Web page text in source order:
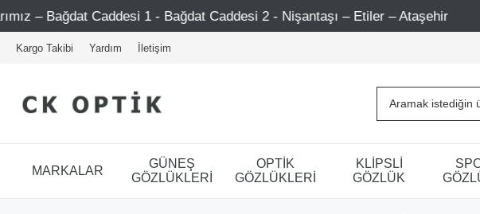
Bağdat Caddesi 1 - Bağdat Caddesi 2 - Nişantaşı – Etiler – Ataşehir
Kargo Takibi Yardım İletişim
MARKALAR
GÜNEŞ
GÖZLÜKLERİ
OPTİK
GÖZLÜKLERİ
KLİPSLİ
GÖZLÜK